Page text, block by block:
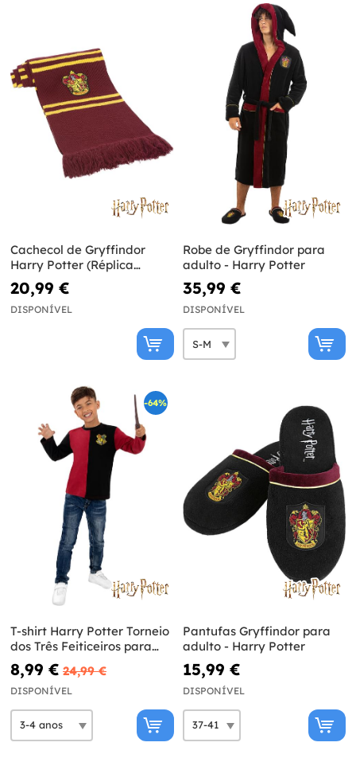
Cachecol de Gryffindor
Harry Potter (Réplica
oficial)
20,99 €
DISPONÍVEL
Robe de Gryffindor para
adulto - Harry Potter
35,99 €
DISPONÍVEL
-64%
T-shirt Harry Potter Torneio
dos Três Feiticeiros para
menino - Harry Potter
8,99 € 24,99 €
DISPONÍVEL
Pantufas Gryffindor para
adulto - Harry Potter
15,99 €
DISPONÍVEL